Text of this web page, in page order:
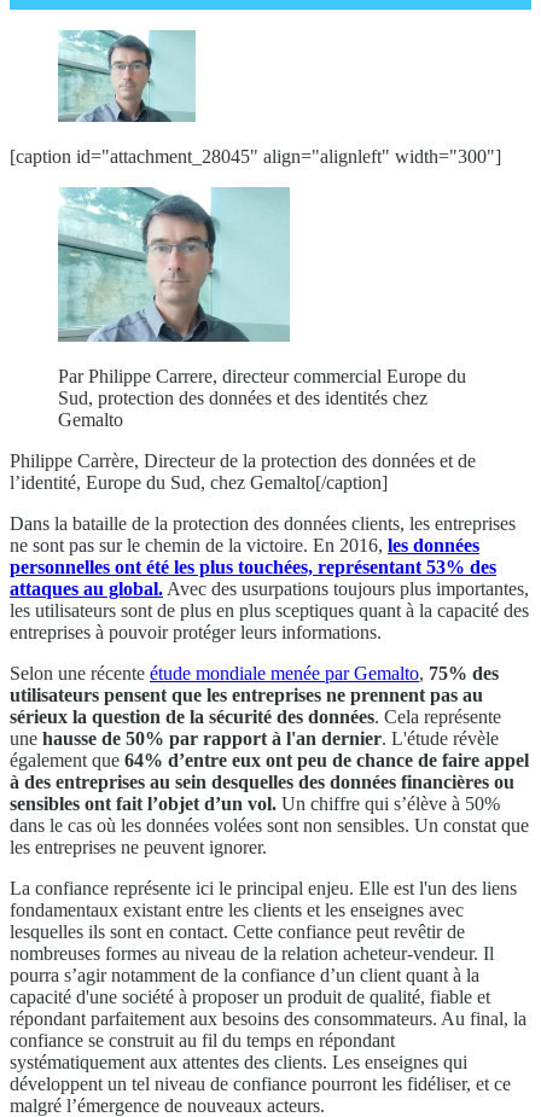
[caption id="attachment_28045" align="alignleft" width="300"]
Par Philippe Carrere, directeur commercial Europe du
Sud, protection des données et des identités chez
Gemalto
Philippe Carrère, Directeur de la protection des données et de
l’identité, Europe du Sud, chez Gemalto[/caption]
Dans la bataille de la protection des données clients, les entreprises
ne sont pas sur le chemin de la victoire. En 2016, les données
personnelles ont été les plus touchées, représentant 53% des
attaques au global. Avec des usurpations toujours plus importantes,
les utilisateurs sont de plus en plus sceptiques quant à la capacité des
entreprises à pouvoir protéger leurs informations.
Selon une récente étude mondiale menée par Gemalto, 75% des
utilisateurs pensent que les entreprises ne prennent pas au
sérieux la question de la sécurité des données. Cela représente
une hausse de 50% par rapport à l'an dernier. L'étude révèle
également que 64% d’entre eux ont peu de chance de faire appel
à des entreprises au sein desquelles des données financières ou
sensibles ont fait l’objet d’un vol. Un chiffre qui s’élève à 50%
dans le cas où les données volées sont non sensibles. Un constat que
les entreprises ne peuvent ignorer.
La confiance représente ici le principal enjeu. Elle est l'un des liens
fondamentaux existant entre les clients et les enseignes avec
lesquelles ils sont en contact. Cette confiance peut revêtir de
nombreuses formes au niveau de la relation acheteur-vendeur. Il
pourra s’agir notamment de la confiance d’un client quant à la
capacité d'une société à proposer un produit de qualité, fiable et
répondant parfaitement aux besoins des consommateurs. Au final, la
confiance se construit au fil du temps en répondant
systématiquement aux attentes des clients. Les enseignes qui
développent un tel niveau de confiance pourront les fidéliser, et ce
malgré l’émergence de nouveaux acteurs.